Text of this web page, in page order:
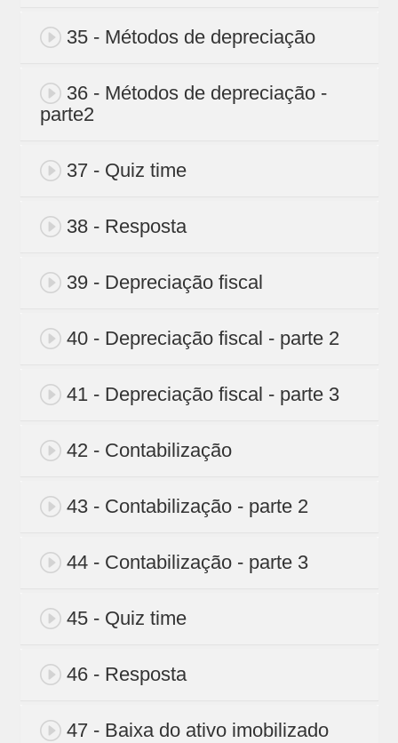
35 - Métodos de depreciação
36 - Métodos de depreciação -
parte2
37 - Quiz time
38 - Resposta
39 - Depreciação fiscal
40 - Depreciação fiscal - parte 2
41 - Depreciação fiscal - parte 3
42 - Contabilização
43 - Contabilização - parte 2
44 - Contabilização - parte 3
45 - Quiz time
46 - Resposta
47 - Baixa do ativo imobilizado